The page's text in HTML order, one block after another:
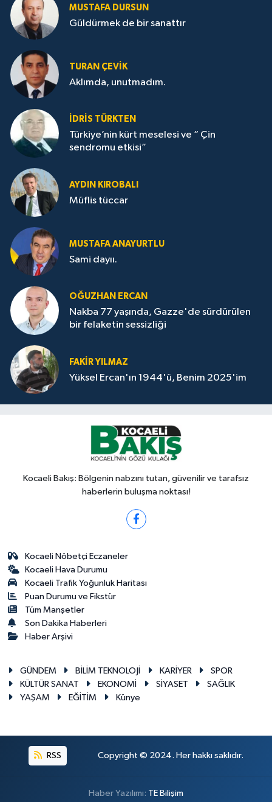
MUSTAFA DURSUN
Güldürmek de bir sanattır
TURAN ÇEVİK
Aklımda, unutmadım.
İDRİS TÜRKTEN
Türkiye’nin kürt meselesi ve “ Çin
sendromu etkisi”
AYDIN KIROBALI
Müflis tüccar
MUSTAFA ANAYURTLU
Sami dayıı.
OĞUZHAN ERCAN
Nakba 77 yaşında, Gazze'de sürdürülen
bir felaketin sessizliği
FAKİR YILMAZ
Yüksel Ercan'ın 1944'ü, Benim 2025'im
Kocaeli Bakış: Bölgenin nabzını tutan, güvenilir ve tarafsız
haberlerin buluşma noktası!
Kocaeli Nöbetçi Eczaneler
Kocaeli Hava Durumu
Kocaeli Trafik Yoğunluk Haritası
Puan Durumu ve Fikstür
Tüm Manşetler
Son Dakika Haberleri
Haber Arşivi
GÜNDEM BİLİM TEKNOLOJİ KARİYER
SPOR
KÜLTÜR SANAT
EKONOMİ SİYASET
SAĞLIK
YAŞAM
EĞİTİM Künye
RSS Copyright © 2024. Her hakkı saklıdır.
Haber Yazılımı: TE Bilişim